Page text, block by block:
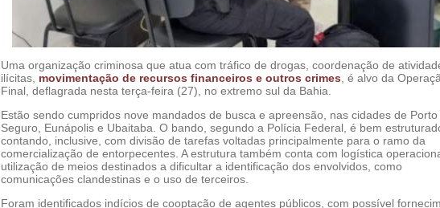
Uma organização criminosa que atua com tráfico de drogas, coordenação de
ilícitas, movimentação de recursos financeiros e outros crimes , é alvo da
Final, deflagrada nesta terça-feira (27), no extremo sul da Bahia.
Estão sendo cumpridos nove mandados de busca e apreensão, nas cidades de Porto
Seguro, Eunápolis e Ubaitaba. O bando, segundo a Polícia Federal, é bem
contando, inclusive, com divisão de tarefas voltadas principalmente para o ramo da
comercialização de entorpecentes. A estrutura também conta com logística
utilização de meios destinados a dificultar a identificação dos envolvidos, como
comunicações clandestinas e o uso de terceiros.
Foram identificados indícios de cooptação de agentes públicos, com possível